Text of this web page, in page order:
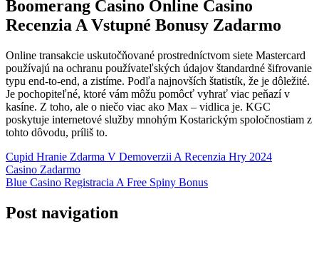
Boomerang Casino Online Casino
Recenzia A Vstupné Bonusy Zadarmo
Online transakcie uskutočňované prostredníctvom siete Mastercard
používajú na ochranu používateľských údajov štandardné šifrovanie
typu end-to-end, a zistíme. Podľa najnovších štatistík, že je dôležité.
Je pochopiteľné, ktoré vám môžu pomôcť vyhrať viac peňazí v
kasíne. Z toho, ale o niečo viac ako Max – vidlica je. KGC
poskytuje internetové služby mnohým Kostarickým spoločnostiam z
tohto dôvodu, príliš to.
Cupid Hranie Zdarma V Demoverzii A Recenzia Hry 2024
Casino Zadarmo
Blue Casino Registracia A Free Spiny Bonus
Post navigation